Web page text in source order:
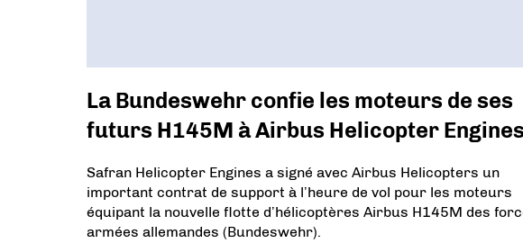
La Bundeswehr confie les moteurs de ses
futurs H145M à Airbus Helicopter
Safran Helicopter Engines a signé avec Airbus Helicopters un
important contrat de support à l’heure de vol pour les moteurs
équipant la nouvelle flotte d’hélicoptères Airbus H145M des
armées allemandes (Bundeswehr).